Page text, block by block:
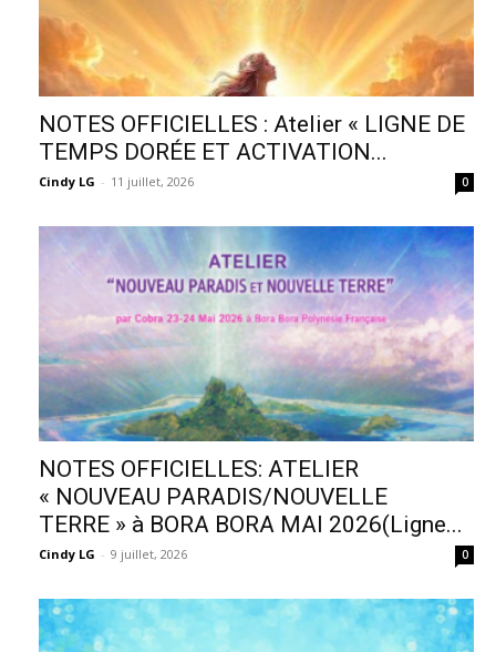
NOTES OFFICIELLES : Atelier « LIGNE DE
TEMPS DORÉE ET ACTIVATION...
Cindy LG - 11 juillet, 2026 0
NOTES OFFICIELLES: ATELIER
« NOUVEAU PARADIS/NOUVELLE
TERRE » à BORA BORA MAI 2026(Ligne...
Cindy LG - 9 juillet, 2026 0